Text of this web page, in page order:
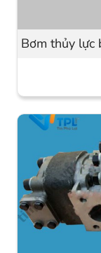
Bơm thủy